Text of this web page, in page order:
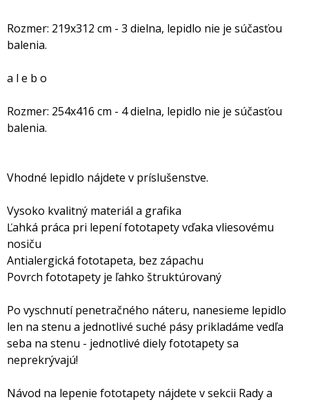
Rozmer: 219x312 cm - 3 dielna, lepidlo nie je súčasťou
balenia.
a l e b o
Rozmer: 254x416 cm - 4 dielna, lepidlo nie je súčasťou
balenia.
Vhodné lepidlo nájdete v príslušenstve.
Vysoko kvalitný materiál a grafika
Ľahká práca pri lepení fototapety vďaka vliesovému
nosiču
Antialergická fototapeta, bez zápachu
Povrch fototapety je ľahko štruktúrovaný
Po vyschnutí penetračného náteru, nanesieme lepidlo
len na stenu a jednotlivé suché pásy prikladáme vedľa
seba na stenu - jednotlivé diely fototapety sa
neprekrývajú!
Návod na lepenie fototapety nájdete v sekcii Rady a